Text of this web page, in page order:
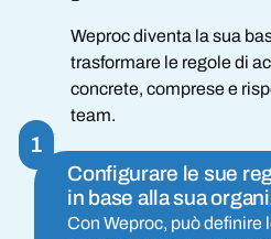
Weproc diventa la sua
trasformare le regole di
concrete, comprese e
team.
1
Configurare le sue
in base alla sua
Con Weproc, può definire